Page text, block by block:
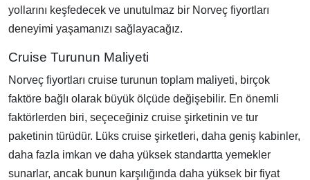
yollarını keşfedecek ve unutulmaz bir Norveç fiyortları
deneyimi yaşamanızı sağlayacağız.
Cruise Turunun Maliyeti
Norveç fiyortları cruise turunun toplam maliyeti, birçok
faktöre bağlı olarak büyük ölçüde değişebilir. En önemli
faktörlerden biri, seçeceğiniz cruise şirketinin ve tur
paketinin türüdür. Lüks cruise şirketleri, daha geniş kabinler,
daha fazla imkan ve daha yüksek standartta yemekler
sunarlar, ancak bunun karşılığında daha yüksek bir fiyat